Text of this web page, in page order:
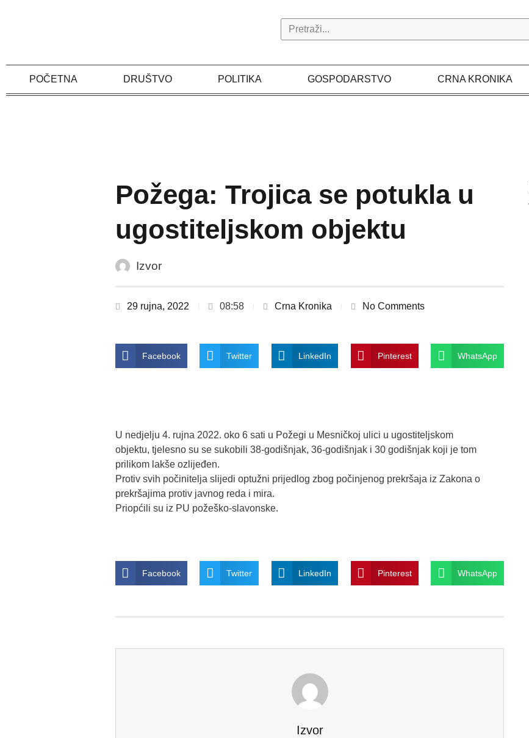
Search
POČETNA DRUŠTVO POLITIKA GOSPODARSTVO CRNA KRONIKA
Požega: Trojica se potukla u
ugostiteljskom objektu
Izvor
29 rujna, 2022 08:58 Crna Kronika No Comments
Facebook Twitter LinkedIn Pinterest WhatsApp
U nedjelju 4. rujna 2022. oko 6 sati u Požegi u Mesničkoj ulici u ugostiteljskom
objektu, tjelesno su se sukobili 38-godišnjak, 36-godišnjak i 30 godišnjak koji je tom
prilikom lakše ozlijeđen.
Protiv svih počinitelja slijedi optužni prijedlog zbog počinjenog prekršaja iz Zakona o
prekršajima protiv javnog reda i mira.
Priopćili su iz PU požeško-slavonske.
Facebook Twitter LinkedIn Pinterest WhatsApp
Izvor